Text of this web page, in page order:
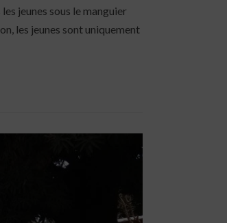
jeunes sous le manguier
les jeunes sont uniquement